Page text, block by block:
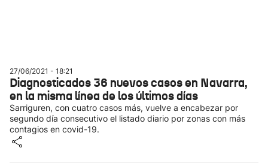
27/06/2021 - 18:21
Diagnosticados 36 nuevos casos en Navarra,
en la misma línea de los últimos días
Sarriguren, con cuatro casos más, vuelve a encabezar por
segundo día consecutivo el listado diario por zonas con más
contagios en covid-19.